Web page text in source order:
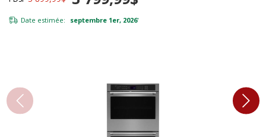
Date estimée: septembre 1er, 2026*